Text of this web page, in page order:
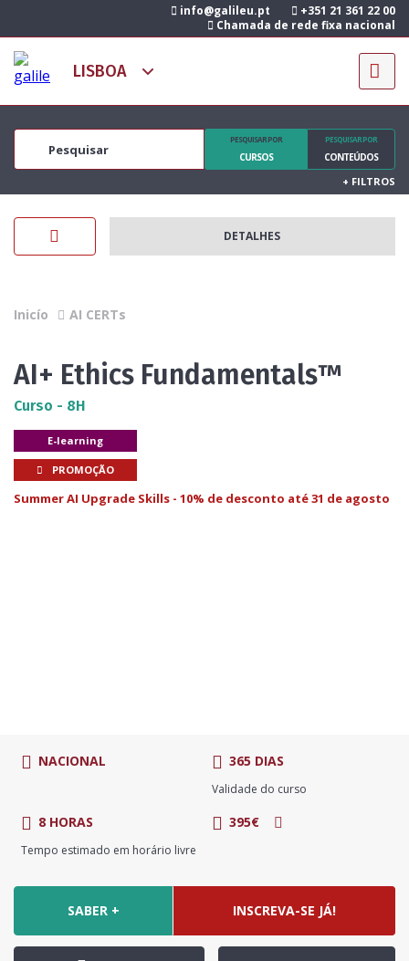
info@galileu.pt
+351 21 361 22 00
Chamada de rede fixa nacional
PESQUISAR POR
CURSOS
PESQUISAR POR
CONTEÚDOS
+ FILTROS
DETALHES
Inicío AI CERTs
AI+ Ethics Fundamentals™
Curso - 8H
E-learning
PROMOÇÃO
Summer AI Upgrade Skills - 10% de desconto até 31 de agosto
NACIONAL 365 DIAS
Validade do curso
8 HORAS
Tempo estimado em horário livre
395€
SABER + INSCREVA-SE JÁ!